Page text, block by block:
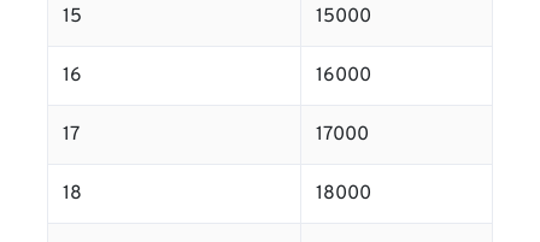
15 15000
16 16000
17 17000
18 18000